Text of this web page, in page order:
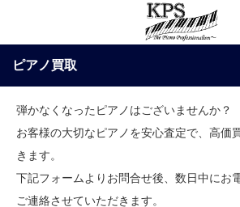
ピアノ買取
弾かなくなったピアノはございませんか？
お客様の大切なピアノを安心査定で、高価
きます。
下記フォームよりお問合せ後、数日中にお
ご連絡させていただきます。